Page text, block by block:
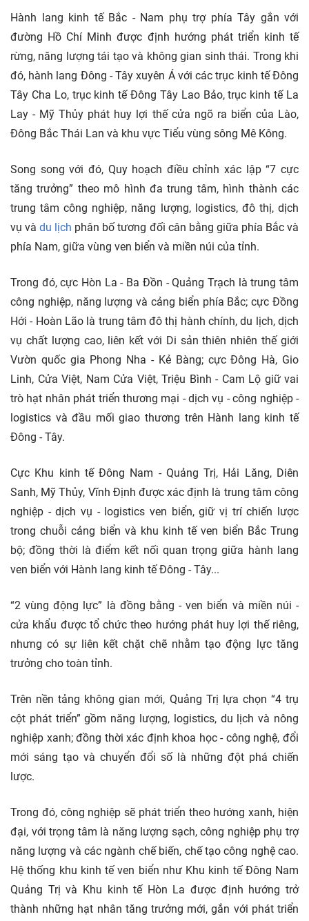
Hành lang kinh tế Bắc - Nam phụ trợ phía Tây gắn với
đường Hồ Chí Minh được định hướng phát triển kinh tế
rừng, năng lượng tái tạo và không gian sinh thái. Trong khi
đó, hành lang Đông - Tây xuyên Á với các trục kinh tế Đông
Tây Cha Lo, trục kinh tế Đông Tây Lao Bảo, trục kinh tế La
Lay - Mỹ Thủy phát huy lợi thế cửa ngõ ra biển của Lào,
Đông Bắc Thái Lan và khu vực Tiểu vùng sông Mê Kông.
Song song với đó, Quy hoạch điều chỉnh xác lập “7 cực
tăng trưởng” theo mô hình đa trung tâm, hình thành các
trung tâm công nghiệp, năng lượng, logistics, đô thị, dịch
vụ và du lịch phân bố tương đối cân bằng giữa phía Bắc và
phía Nam, giữa vùng ven biển và miền núi của tỉnh.
Trong đó, cực Hòn La - Ba Đồn - Quảng Trạch là trung tâm
công nghiệp, năng lượng và cảng biển phía Bắc; cực Đồng
Hới - Hoàn Lão là trung tâm đô thị hành chính, du lịch, dịch
vụ chất lượng cao, liên kết với Di sản thiên nhiên thế giới
Vườn quốc gia Phong Nha - Kẻ Bàng; cực Đông Hà, Gio
Linh, Cửa Việt, Nam Cửa Việt, Triệu Bình - Cam Lộ giữ vai
trò hạt nhân phát triển thương mại - dịch vụ - công nghiệp -
logistics và đầu mối giao thương trên Hành lang kinh tế
Đông - Tây.
Cực Khu kinh tế Đông Nam - Quảng Trị, Hải Lăng, Diên
Sanh, Mỹ Thủy, Vĩnh Định được xác định là trung tâm công
nghiệp - dịch vụ - logistics ven biển, giữ vị trí chiến lược
trong chuỗi cảng biển và khu kinh tế ven biển Bắc Trung
bộ; đồng thời là điểm kết nối quan trọng giữa hành lang
ven biển với Hành lang kinh tế Đông - Tây...
“2 vùng động lực” là đồng bằng - ven biển và miền núi -
cửa khẩu được tổ chức theo hướng phát huy lợi thế riêng,
nhưng có sự liên kết chặt chẽ nhằm tạo động lực tăng
trưởng cho toàn tỉnh.
Trên nền tảng không gian mới, Quảng Trị lựa chọn “4 trụ
cột phát triển” gồm năng lượng, logistics, du lịch và nông
nghiệp xanh; đồng thời xác định khoa học - công nghệ, đổi
mới sáng tạo và chuyển đổi số là những đột phá chiến
lược.
Trong đó, công nghiệp sẽ phát triển theo hướng xanh, hiện
đại, với trọng tâm là năng lượng sạch, công nghiệp phụ trợ
năng lượng và các ngành chế biến, chế tạo công nghệ cao.
Hệ thống khu kinh tế ven biển như Khu kinh tế Đông Nam
Quảng Trị và Khu kinh tế Hòn La được định hướng trở
thành những hạt nhân tăng trưởng mới, gắn với phát triển